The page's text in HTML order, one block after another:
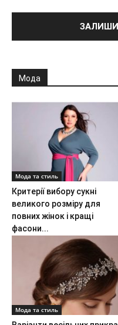
Мода
Мода та стиль
Критерії вибору сукні
великого розміру для
повних жінок і кращі
фасони...
Мода та стиль